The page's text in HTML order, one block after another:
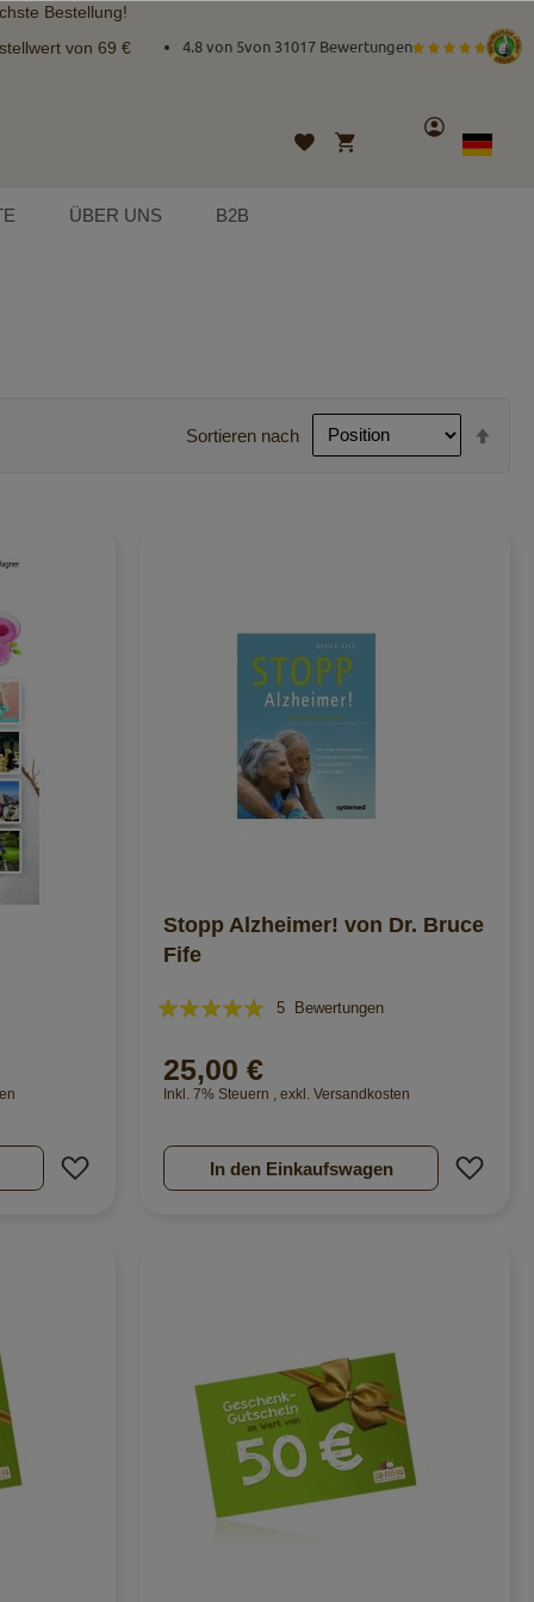
Bestellung!
von 69 € 4.8 von 5von 31017 Bewertungen
Wunschliste
Mein Warenkorb
Konto
Sprache
German
ÜBER UNS B2B
Sortieren nach
Zur Wunschliste hinzufügen
Stopp Alzheimer! von Dr. Bruce
Fife
Bewertung:
5 Bewertungen
25,00 €
Inkl. 7% Steuern , exkl. Versandkosten
In den Einkaufswagen